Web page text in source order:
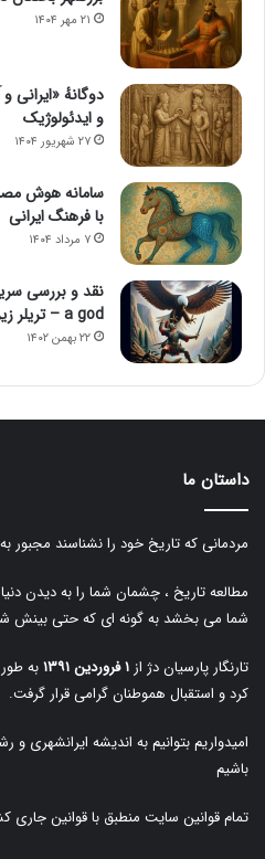
۲۱ مهر ۱۴۰۴
دوگانهٔ «ایرانی
و ایدئولوژیک
۲۷ شهریور ۱۴۰۴
سامانه هوش
با فرهنگ ایرانی
۷ مرداد ۱۴۰۴
a god – تریلر زیرنویس فارسی
۲۲ بهمن ۱۴۰۲
داستان ما
مردمانی که تاریخ خود را نشناسند مجبور
مطالعه تاریخ ، چشمان شما را به دیدن
شما می بخشد به گونه ای که حتی بینش
تارنگار پارسیان دژ از ۱ فروردین ۱۳۹۱
به
کرد و استقبال هموطنان گرامی قرار گرفت.
امیدواریم بتوانیم به اندیشه ایرانشهری
باشیم
تمام قوانین سایت منطبق با قوانین